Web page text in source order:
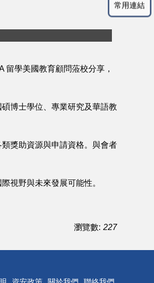
常用連結
學美國教育顧問蒞校分享，
博士學位、專業研究及華語教
獎助資源與申請資格。與會者
視野與未來發展可能性。
瀏覽數: 227